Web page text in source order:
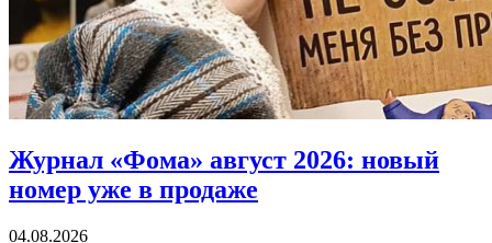
Журнал «Фома» август 2026: новый
номер уже в продаже
04.08.2026